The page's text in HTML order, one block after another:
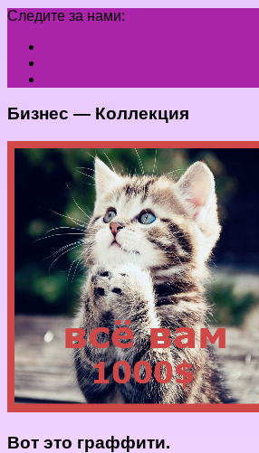
Следите за нами:
Бизнес — Коллекция
Вот это граффити.